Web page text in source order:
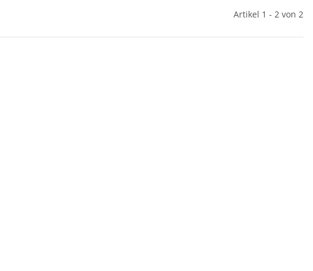
Artikel 1 - 2 von 2